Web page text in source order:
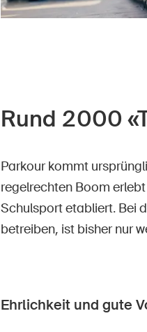
Rund 2000
Parkour kommt
regelrechten Boom
Schulsport etabliert. Bei
betreiben, ist bisher nur
Ehrlichkeit und gute